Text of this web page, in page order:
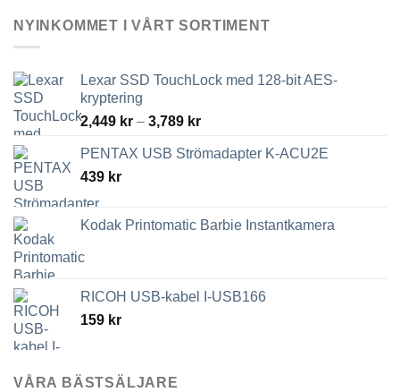
på
produktsidan
på
NYINKOMMET I VÅRT SORTIMENT
Lexar SSD TouchLock med 128-bit AES-
kryptering
2,449 kr – 3,789 krPrisintervall:
till
PENTAX USB Strömadapter K-ACU2E
439 kr
Kodak Printomatic Barbie Instantkamera
RICOH USB-kabel I-USB166
159 kr
VÅRA BÄSTSÄLJARE